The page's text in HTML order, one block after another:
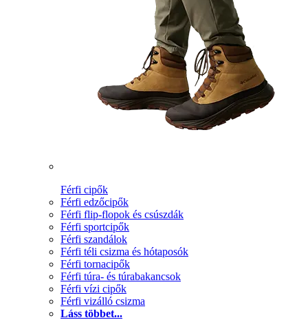
Férfi cipők
Férfi edzőcipők
Férfi flip-flopok és csúszdák
Férfi sportcipők
Férfi szandálok
Férfi téli csizma és hótaposók
Férfi tornacipők
Férfi túra- és túrabakancsok
Férfi vízi cipők
Férfi vizálló csizma
Láss többet...